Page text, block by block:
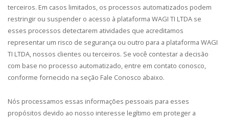
terceiros. Em casos limitados, os processos automatizados podem
restringir ou suspender o acesso à plataforma WAGI TI LTDA se
esses processos detectarem atividades que acreditamos
representar um risco de segurança ou outro para a plataforma WAGI
TI LTDA, nossos clientes ou terceiros. Se você contestar a decisão
com base no processo automatizado, entre em contato conosco,
conforme fornecido na seção Fale Conosco abaixo.
Nós processamos essas informações pessoais para esses
propósitos devido ao nosso interesse legítimo em proteger a